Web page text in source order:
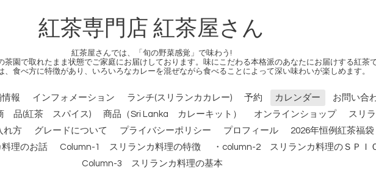
紅茶専門店 紅茶屋さん
紅茶屋さんでは、「旬の野菜感覚」で味わう!
茶園で取れたまま状態でご家庭にお届けしております。味にこだわる本格派のあなたにお届けする紅茶で
、食べ方に特徴があり、いろいろなカレーを混ぜながら食べることによって深い味わいが楽しめます。
情報 インフォメーション ランチ(スリランカカレー) 予約 カレンダー
お問い合
品(紅茶 スパイス) 商品（Sri Lanka カレーキット） オンラインショップ
スリ
れ方
グレードについて プライバシーポリシー プロフィール
2026年恒例紅茶福袋
理のお話
Column-1 スリランカ料理の特徴
・column-2 スリランカ料理のＳＰＩ
Column-3 スリランカ料理の基本